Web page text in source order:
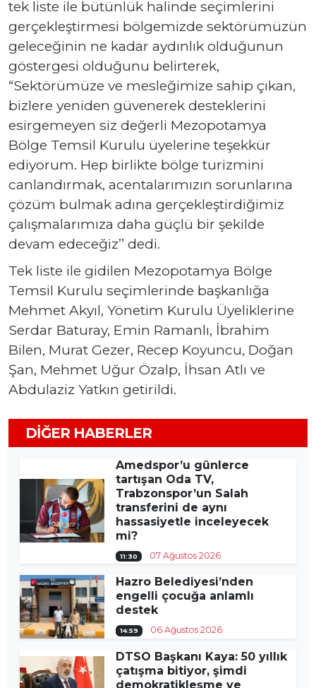
tek liste ile bütünlük halinde seçimlerini
gerçekleştirmesi bölgemizde sektörümüzün
geleceğinin ne kadar aydınlık olduğunun
göstergesi olduğunu belirterek,
“Sektörümüze ve mesleğimize sahip çıkan,
bizlere yeniden güvenerek desteklerini
esirgemeyen siz değerli Mezopotamya
Bölge Temsil Kurulu üyelerine teşekkür
ediyorum. Hep birlikte bölge turizmini
canlandırmak, acentalarımızın sorunlarına
çözüm bulmak adına gerçekleştirdiğimiz
çalışmalarımıza daha güçlü bir şekilde
devam edeceğiz’’ dedi.
Tek liste ile gidilen Mezopotamya Bölge
Temsil Kurulu seçimlerinde başkanlığa
Mehmet Akyıl, Yönetim Kurulu Üyeliklerine
Serdar Baturay, Emin Ramanlı, İbrahim
Bilen, Murat Gezer, Recep Koyuncu, Doğan
Şan, Mehmet Uğur Özalp, İhsan Atlı ve
Abdulaziz Yatkın getirildi.
DIĞER HABERLER
Amedspor’u günlerce
tartışan Oda TV,
Trabzonspor’un Salah
transferini de aynı
hassasiyetle inceleyecek
mi?
11:30 07 Ağustos 2026
Hazro Belediyesi’nden
engelli çocuğa anlamlı
destek
14:59 06 Ağustos 2026
DTSO Başkanı Kaya: 50 yıllık
çatışma bitiyor, şimdi
demokratikleşme ve